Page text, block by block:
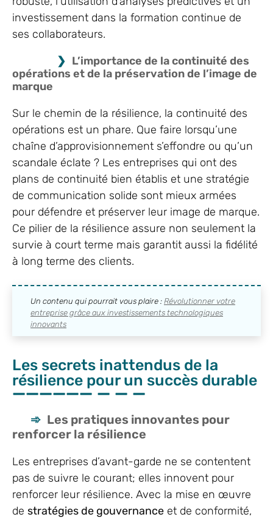
investissement dans la formation continue de
ses collaborateurs.
L’importance de la continuité des
opérations et de la préservation de l’image de
marque
Sur le chemin de la résilience, la continuité des
opérations est un phare. Que faire lorsqu’une
chaîne d’approvisionnement s’effondre ou qu’un
scandale éclate ? Les entreprises qui ont des
plans de continuité bien établis et une stratégie
de communication solide sont mieux armées
pour défendre et préserver leur image de marque.
Ce pilier de la résilience assure non seulement la
survie à court terme mais garantit aussi la fidélité
à long terme des clients.
Un contenu qui pourrait vous plaire : Révolutionner votre
entreprise grâce aux investissements technologiques
innovants
Les secrets inattendus de la
résilience pour un succès durable
Les pratiques innovantes pour
renforcer la résilience
Les entreprises d’avant-garde ne se contentent
pas de suivre le courant; elles innovent pour
renforcer leur résilience. Avec la mise en œuvre
de stratégies de gouvernance et de conformité,